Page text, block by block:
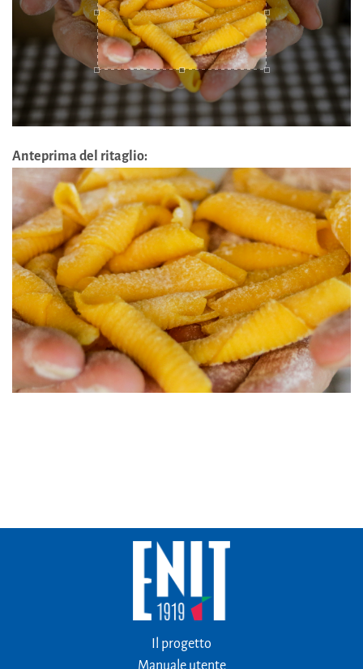
Anteprima del ritaglio:
Il progetto
Manuale utente